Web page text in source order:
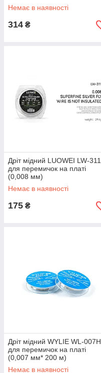
Немає в наявності
314 ₴
Дріт мідний LUOWEI LW-311
для перемичок на платі
(0,008 мм)
Немає в наявності
175 ₴
Дріт мідний WYLIE WL-007H
для перемичок на платі
(0,007 мм* 200 м)
Немає в наявності